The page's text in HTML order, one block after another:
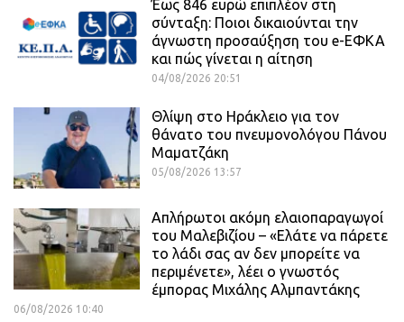
Έως 846 ευρώ επιπλέον στη
σύνταξη: Ποιοι δικαιούνται την
άγνωστη προσαύξηση του e-ΕΦΚΑ
και πώς γίνεται η αίτηση
04/08/2026 20:51
Θλίψη στο Ηράκλειο για τον
θάνατο του πνευμονολόγου Πάνου
Μαματζάκη
05/08/2026 13:57
Απλήρωτοι ακόμη ελαιοπαραγωγοί
του Μαλεβιζίου – «Ελάτε να πάρετε
το λάδι σας αν δεν μπορείτε να
περιμένετε», λέει ο γνωστός
έμπορας Μιχάλης Αλμπαντάκης
06/08/2026 10:40